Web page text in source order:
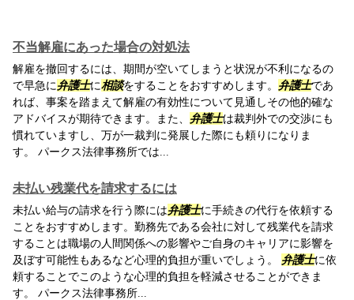
不当解雇にあった場合の対処法
解雇を撤回するには、期間が空いてしまうと状況が不利になるの
で早急に弁護士に相談をすることをおすすめします。 弁護士であ
れば、事案を踏まえて解雇の有効性について見通しその他的確な
アドバイスが期待できます。また、 弁護士は裁判外での交渉にも
慣れていますし、万が一裁判に発展した際にも頼りになりま
す。 パークス法律事務所では...
未払い残業代を請求するには
未払い給与の請求を行う際には弁護士に手続きの代行を依頼する
ことをおすすめします。勤務先である会社に対して残業代を請求
することは職場の人間関係への影響やご自身のキャリアに影響を
及ぼす可能性もあるなど心理的負担が重いでしょう。 弁護士に依
頼することでこのような心理的負担を軽減させることができま
す。 パークス法律事務所...